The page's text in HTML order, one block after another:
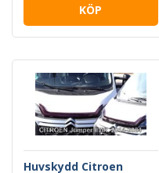
KÖP
Huvskydd Citroen